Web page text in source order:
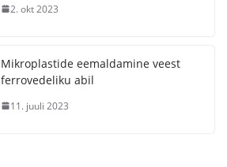
2. okt 2023
Mikroplastide eemaldamine veest
ferrovedeliku abil
11. juuli 2023